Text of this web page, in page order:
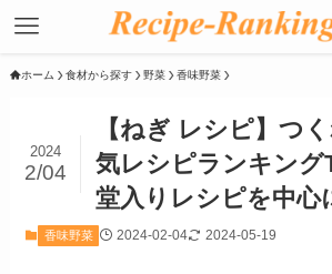
ホーム 食材から探す 野菜 香味野菜
【ねぎ レシピ】つ
気レシピランキング
堂入りレシピを中心
2024
2/04
香味野菜 2024-02-04 2024-05-19